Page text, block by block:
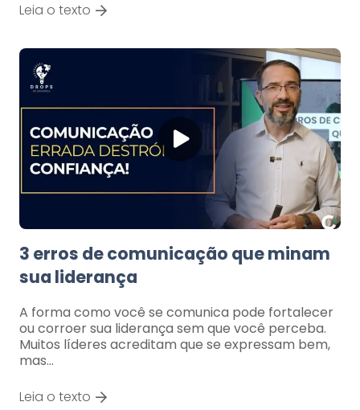
Leia o texto
3 erros de comunicação que minam
sua liderança
A forma como você se comunica pode fortalecer
ou corroer sua liderança sem que você perceba.
Muitos líderes acreditam que se expressam bem,
mas…
Leia o texto